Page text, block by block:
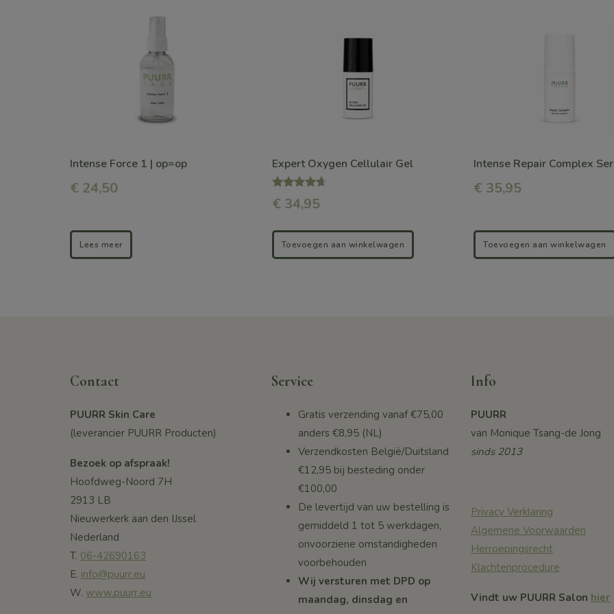
Intense Force 1 | op=op
€ 24,50
Lees meer
Expert Oxygen Cellulair Gel
Waardering
4.50
€ 34,95
Toevoegen aan winkelwagen
worden
op
productpagina
Intense Repair Complex
€ 35,95
Toevoegen aan winkelwagen
Contact
PUURR Skin Care
(leverancier PUURR Producten)
Bezoek op afspraak!
Hoofdweg-Noord 7H
2913 LB
Nieuwerkerk aan den IJssel
Nederland
T. 06-42690163
E. info@puurr.eu
W. www.puurr.eu
Service
Gratis verzending vanaf €75,00
anders €8,95 (NL)
Verzendkosten België/Duitsland
€12,95 bij besteding onder
€100,00
De levertijd van uw bestelling is
gemiddeld 1 tot 5 werkdagen,
onvoorziene omstandigheden
voorbehouden
Wij versturen met DPD op
maandag, dinsdag en
Info
PUURR
van Monique Tsang-de Jong
sinds 2013
Privacy Verklaring
Algemene Voorwaarden
Herroepingsrecht
Klachtenprocedure
Vindt uw PUURR Salon hier